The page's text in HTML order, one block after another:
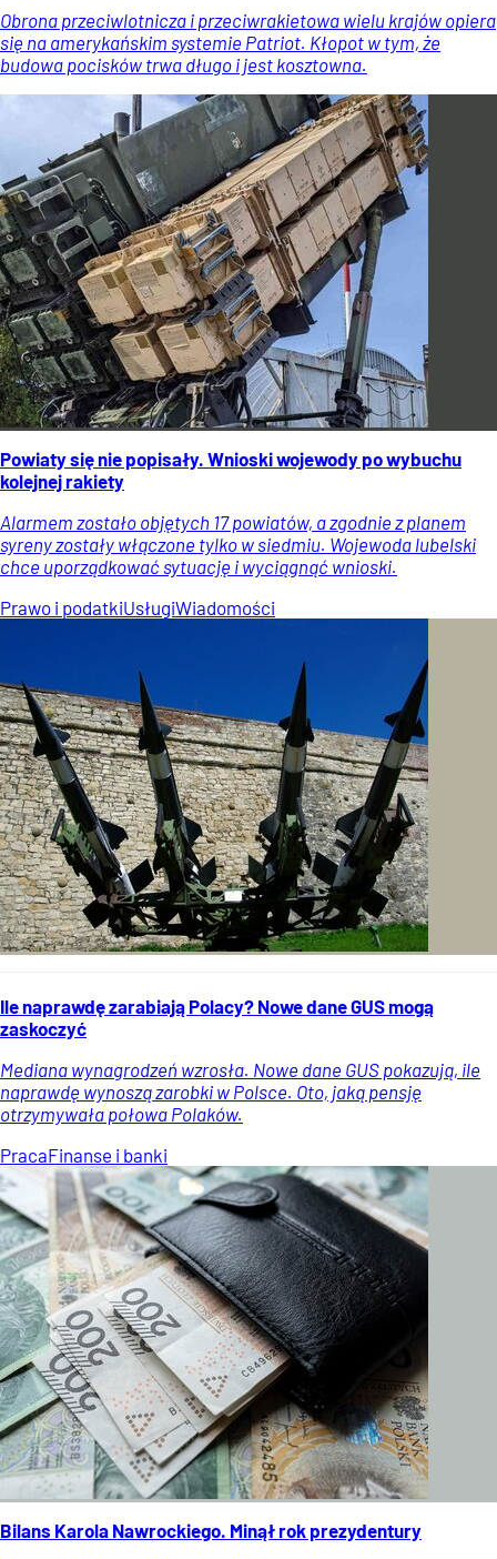
Obrona przeciwlotnicza i przeciwrakietowa wielu krajów opiera
się na amerykańskim systemie Patriot. Kłopot w tym, że
budowa pocisków trwa długo i jest kosztowna.
Powiaty się nie popisały. Wnioski wojewody po wybuchu
kolejnej rakiety
Alarmem zostało objętych 17 powiatów, a zgodnie z planem
syreny zostały włączone tylko w siedmiu. Wojewoda lubelski
chce uporządkować sytuację i wyciągnąć wnioski.
Prawo i podatkiUsługiWiadomości
Ile naprawdę zarabiają Polacy? Nowe dane GUS mogą
zaskoczyć
Mediana wynagrodzeń wzrosła. Nowe dane GUS pokazują, ile
naprawdę wynoszą zarobki w Polsce. Oto, jaką pensję
otrzymywała połowa Polaków.
PracaFinanse i banki
Bilans Karola Nawrockiego. Minął rok prezydentury